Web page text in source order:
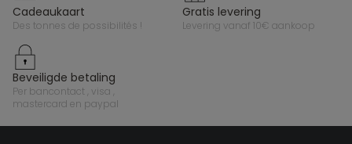
cadeaukaart
des tonnes de possibilités !
gratis levering
levering vanaf 10€ aankoop
beveiligde betaling
per bancontact , visa ,
mastercard en paypal